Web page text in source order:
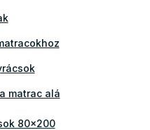
matrac alá
80x200